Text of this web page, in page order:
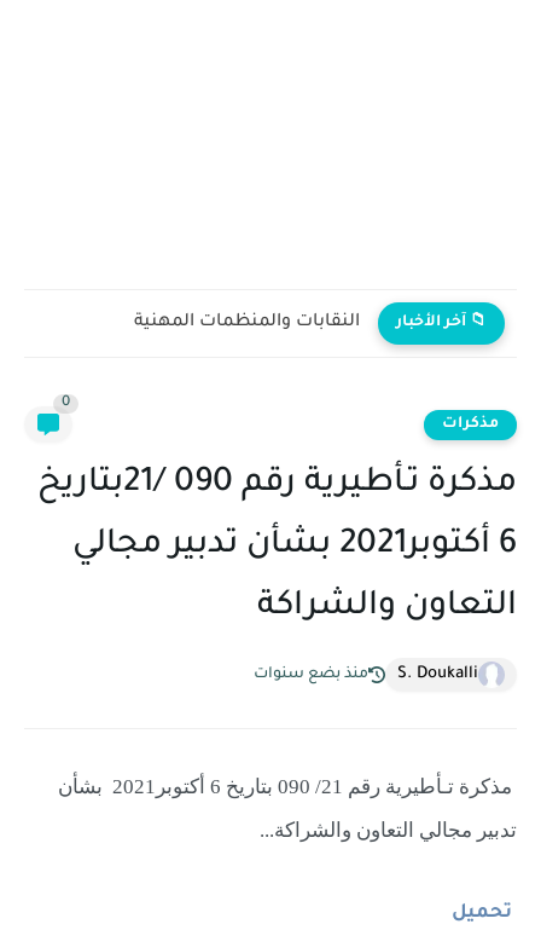
📁 آخر الأخبار النقابات والمنظمات المهنية
مذكرات
0
مذكرة تـأطيرية رقم 090 /21بتاريخ
6 أكتوبر2021 بشأن تدبير مجالي
التعاون والشراكة
S. Doukalli منذ بضع سنوات
مذكرة تـأطيرية رقم 090 /21
بتاريخ 6 أكتوبر2021 بشأن
تدبير مجالي التعاون والشراكة...
تحميل